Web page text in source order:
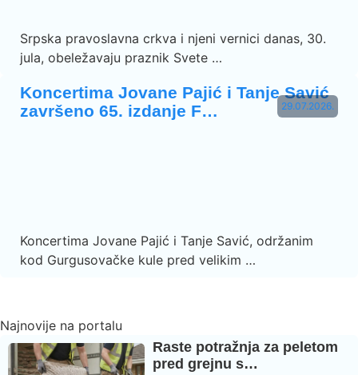
Srpska pravoslavna crkva i njeni vernici danas, 30.
jula, obeležavaju praznik Svete …
29.07.2026.
Koncertima Jovane Pajić i Tanje Savić
završeno 65. izdanje F…
Koncertima Jovane Pajić i Tanje Savić, održanim
kod Gurgusovačke kule pred velikim …
Najnovije na portalu
Raste potražnja za peletom
pred grejnu s…